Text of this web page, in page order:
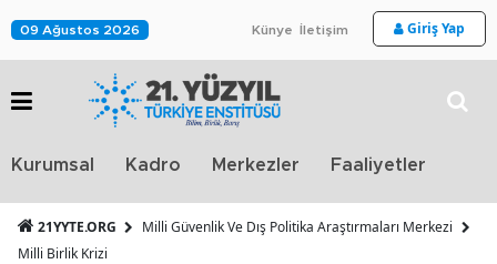
09 Ağustos 2026 Künye İletişim Giriş Yap
Kurumsal Kadro Merkezler Faaliyetler
21YYTE.ORG
Milli Güvenlik Ve Dış Politika Araştırmaları Merkezi
Milli Birlik Krizi